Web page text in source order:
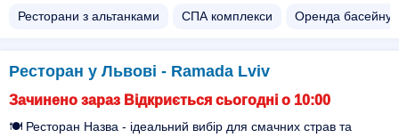
Ресторани з альтанками СПА комплекси Оренда басейну
Ресторан у Львові - Ramada Lviv
Зачинено зараз Відкриється сьогодні о 10:00
🍽️ Ресторан Назва - ідеальний вибір для смачних страв та